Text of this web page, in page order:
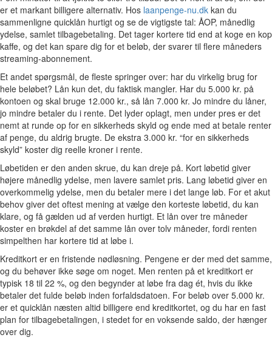
er et markant billigere alternativ. Hos laanpenge-nu.dk kan du
sammenligne quicklån hurtigt og se de vigtigste tal: ÅOP, månedlig
ydelse, samlet tilbagebetaling. Det tager kortere tid end at koge en kop
kaffe, og det kan spare dig for et beløb, der svarer til flere måneders
streaming-abonnement.
Et andet spørgsmål, de fleste springer over: har du virkelig brug for
hele beløbet? Lån kun det, du faktisk mangler. Har du 5.000 kr. på
kontoen og skal bruge 12.000 kr., så lån 7.000 kr. Jo mindre du låner,
jo mindre betaler du i rente. Det lyder oplagt, men under pres er det
nemt at runde op for en sikkerheds skyld og ende med at betale renter
af penge, du aldrig brugte. De ekstra 3.000 kr. “for en sikkerheds
skyld” koster dig reelle kroner i rente.
Løbetiden er den anden skrue, du kan dreje på. Kort løbetid giver
højere månedlig ydelse, men lavere samlet pris. Lang løbetid giver en
overkommelig ydelse, men du betaler mere i det lange løb. For et akut
behov giver det oftest mening at vælge den korteste løbetid, du kan
klare, og få gælden ud af verden hurtigt. Et lån over tre måneder
koster en brøkdel af det samme lån over tolv måneder, fordi renten
simpelthen har kortere tid at løbe i.
Kreditkort er en fristende nødløsning. Pengene er der med det samme,
og du behøver ikke søge om noget. Men renten på et kreditkort er
typisk 18 til 22 %, og den begynder at løbe fra dag ét, hvis du ikke
betaler det fulde beløb inden forfaldsdatoen. For beløb over 5.000 kr.
er et quicklån næsten altid billigere end kreditkortet, og du har en fast
plan for tilbagebetalingen, i stedet for en voksende saldo, der hænger
over dig.